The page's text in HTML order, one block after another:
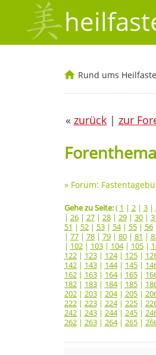
Rund ums
« zurück| zur
» Forum:
Gehe zu Seite:( 1 | 2| 3|
| 26| 27| 28| 29| 30|
51 | 52| 53| 54| 55| 56
| 77| 78| 79| 80| 81 |
| 102| 103| 104| 105|
122| 123| 124| 125|
142| 143| 144| 145|
162| 163| 164| 165|
182| 183| 184| 185|
202| 203| 204| 205|
222| 223| 224| 225|
242| 243| 244| 245|
262| 263| 264| 265|